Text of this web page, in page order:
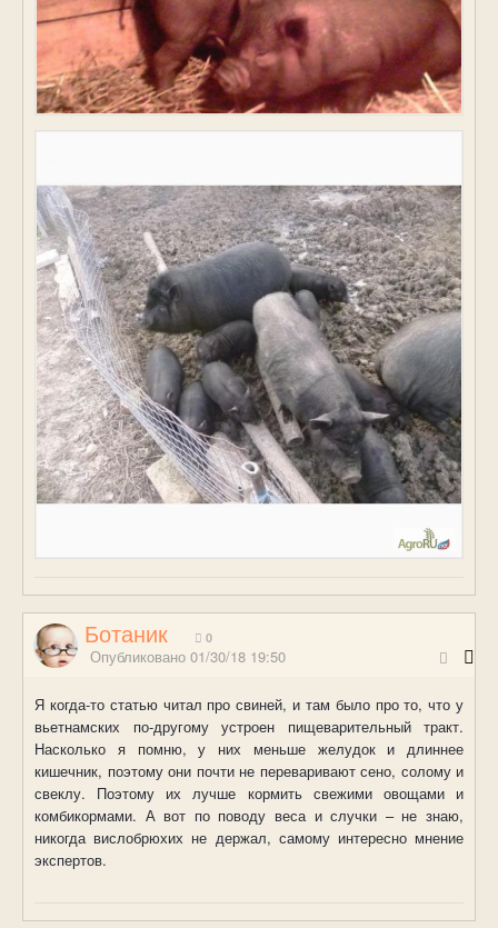
Ботаник 0
Опубликовано 01/30/18 19:50
Я когда-то статью читал про свиней, и там было про то, что у
вьетнамских по-другому устроен пищеварительный тракт.
Насколько я помню, у них меньше желудок и длиннее
кишечник, поэтому они почти не переваривают сено, солому и
свеклу. Поэтому их лучше кормить свежими овощами и
комбикормами. А вот по поводу веса и случки – не знаю,
никогда вислобрюхих не держал, самому интересно мнение
экспертов.